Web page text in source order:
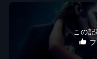
この